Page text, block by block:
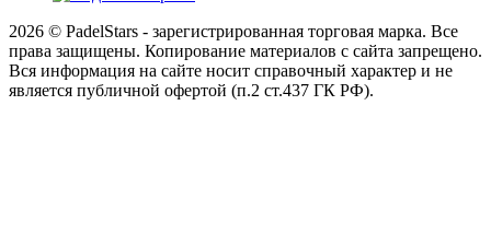
2026 © PadelStars - зарегистрированная торговая марка. Все
права защищены. Копирование материалов с сайта запрещено.
Вся информация на сайте носит справочный характер и не
является публичной офертой (п.2 ст.437 ГК РФ).